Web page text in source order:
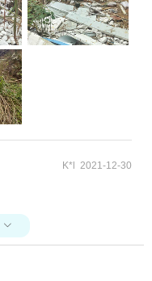
K*l 2021-12-30
